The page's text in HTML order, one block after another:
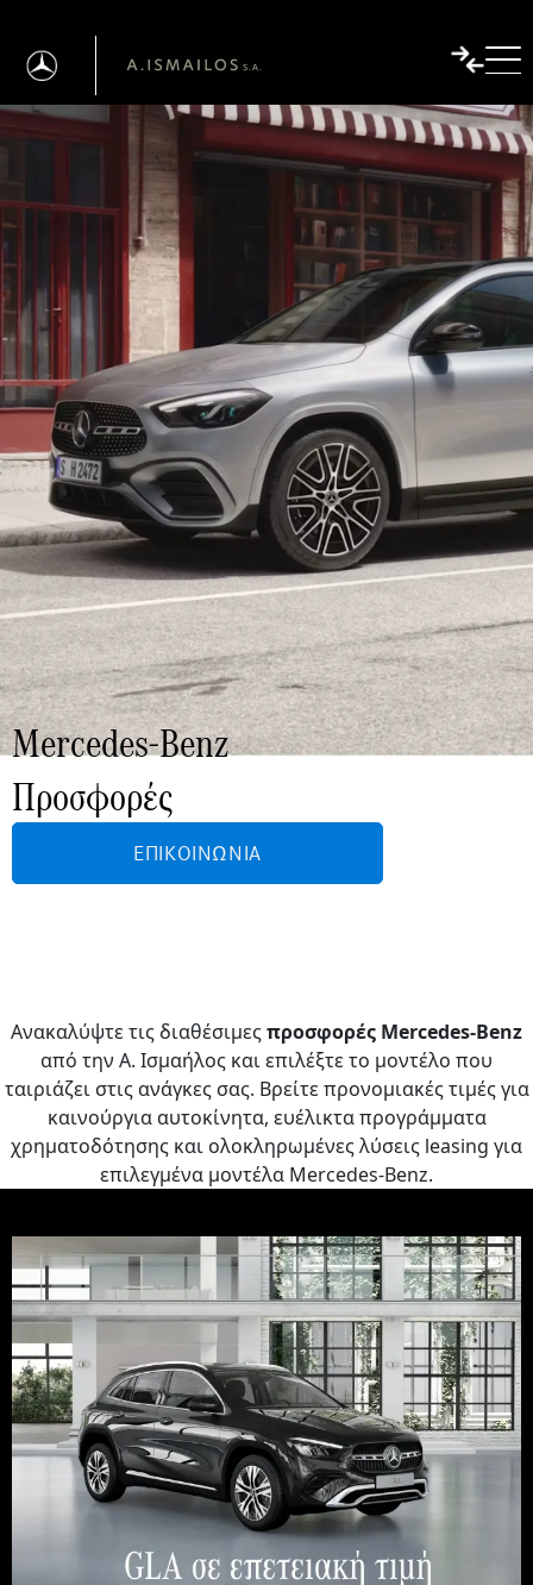
Mercedes-Benz
Προσφορές
ΕΠΙΚΟΙΝΩΝΊΑ
Ανακαλύψτε τις διαθέσιμεςπροσφορές Mercedes-Benz
από την Α. Ισμαήλος και επιλέξτε το μοντέλο που
ταιριάζει στις ανάγκες σας. Βρείτε προνομιακές τιμές για
καινούργια αυτοκίνητα, ευέλικτα προγράμματα
χρηματοδότησης και ολοκληρωμένες λύσεις leasing για
επιλεγμένα μοντέλα Mercedes-Benz.